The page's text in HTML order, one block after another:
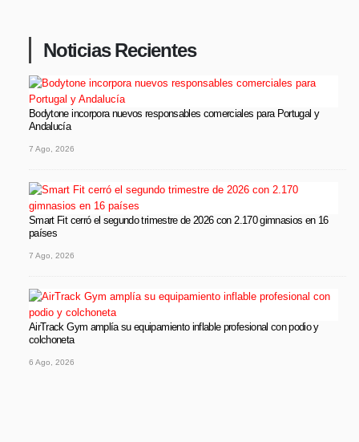
Noticias Recientes
Bodytone incorpora nuevos responsables comerciales para Portugal y
Andalucía
7 Ago, 2026
Smart Fit cerró el segundo trimestre de 2026 con 2.170 gimnasios en 16
países
7 Ago, 2026
AirTrack Gym amplía su equipamiento inflable profesional con podio y
colchoneta
6 Ago, 2026